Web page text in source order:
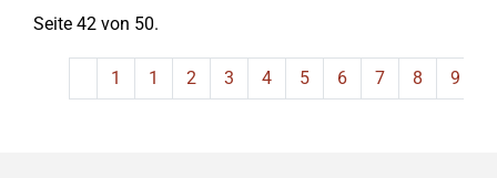
Seite 42 von 50.
1 1 2 3 4 5 6 7 8 9